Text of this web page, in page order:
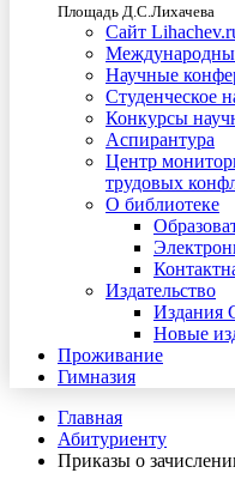
Площадь Д.С.Лихачева
Сайт
Научные
Студенческое
Конкурсы
Аспирантура
Центр
трудовых
О библиотеке
Издательство
Новые
Проживание
Гимназия
Главная
Абитуриенту
Приказы о